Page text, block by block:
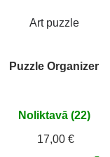
Art puzzle
Puzzle Organizer
Noliktavā (22)
17,00 €